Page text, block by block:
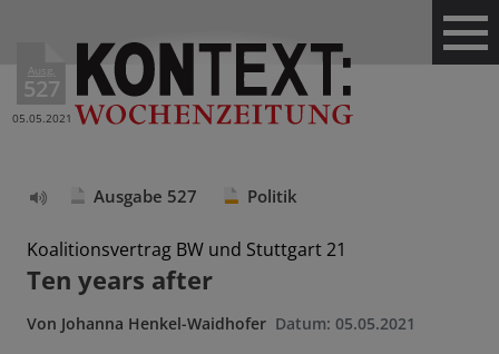
Ausg.
527
05.05.2021
vorlesen
Ausgabe 527 Politik
Koalitionsvertrag BW und Stuttgart 21
Ten years after
Von Johanna Henkel-Waidhofer Datum: 05.05.2021